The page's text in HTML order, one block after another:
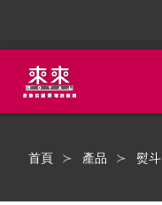
首頁 產品 熨斗